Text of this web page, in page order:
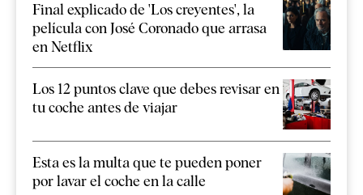
Final explicado de 'Los creyentes', la
película con José Coronado que arrasa
en Netflix
Los 12 puntos clave que debes revisar en
tu coche antes de viajar
Esta es la multa que te pueden poner
por lavar el coche en la calle